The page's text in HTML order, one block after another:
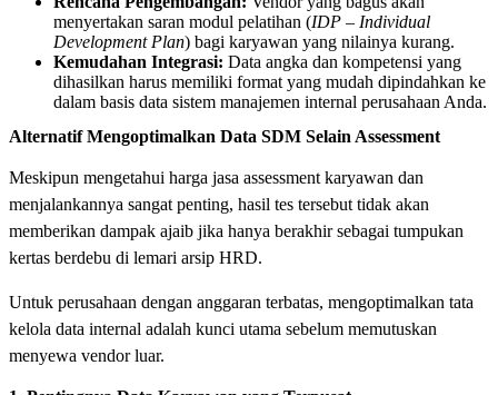
menyertakan saran modul pelatihan (IDP – Individual
Development Plan) bagi karyawan yang nilainya kurang.
Kemudahan Integrasi: Data angka dan kompetensi yang
dihasilkan harus memiliki format yang mudah dipindahkan ke
dalam basis data sistem manajemen internal perusahaan Anda.
Alternatif Mengoptimalkan Data SDM Selain Assessment
Meskipun mengetahui harga jasa assessment karyawan dan
menjalankannya sangat penting, hasil tes tersebut tidak akan
memberikan dampak ajaib jika hanya berakhir sebagai tumpukan
kertas berdebu di lemari arsip HRD.
Untuk perusahaan dengan anggaran terbatas, mengoptimalkan tata
kelola data internal adalah kunci utama sebelum memutuskan
menyewa vendor luar.